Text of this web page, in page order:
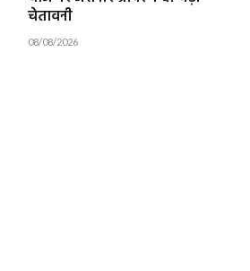
चेतावनी
08/08/2026